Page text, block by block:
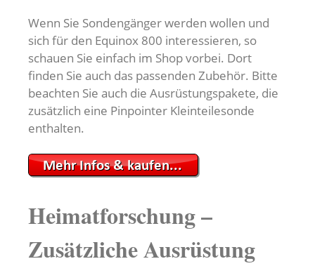
Wenn Sie Sondengänger werden wollen und
sich für den Equinox 800 interessieren, so
schauen Sie einfach im Shop vorbei. Dort
finden Sie auch das passenden Zubehör. Bitte
beachten Sie auch die Ausrüstungspakete, die
zusätzlich eine Pinpointer Kleinteilesonde
enthalten.
Heimatforschung –
Zusätzliche Ausrüstung